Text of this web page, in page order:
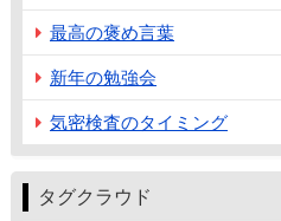
最高の褒め言葉
新年の勉強会
気密検査のタイミング
タグクラウド